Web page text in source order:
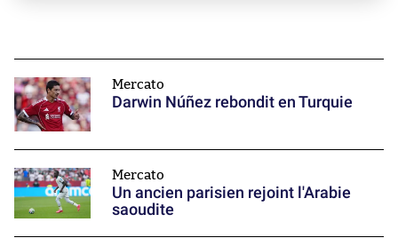
Mercato
Darwin Núñez rebondit en Turquie
Mercato
Un ancien parisien rejoint l'Arabie
saoudite